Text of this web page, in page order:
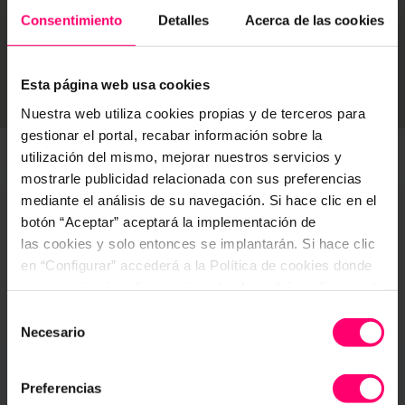
Consentimiento Detalles Acerca de las cookies
Esta página web usa cookies
Nuestra web utiliza cookies propias y de terceros para
gestionar el portal, recabar información sobre la
utilización del mismo, mejorar nuestros servicios y
mostrarle publicidad relacionada con sus preferencias
mediante el análisis de su navegación. Si hace clic en el
botón “Aceptar” aceptará la implementación de
las cookies y solo entonces se implantarán. Si hace clic
en “Configurar” accederá a la Política de cookies donde
activo hasta que ejecute alguna de estas dos opciones:
Necesario
Preferencias
Agenda de la Jornada
Hora
Actividad